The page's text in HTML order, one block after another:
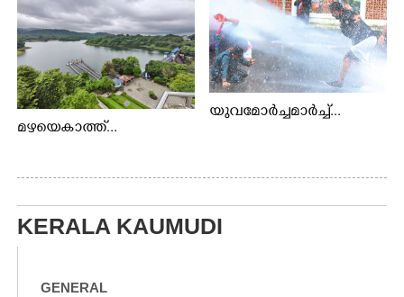
മഴയെകാത്ത്...
യുവമോർച്ചമാർച്ച്...
KERALA KAUMUDI
GENERAL